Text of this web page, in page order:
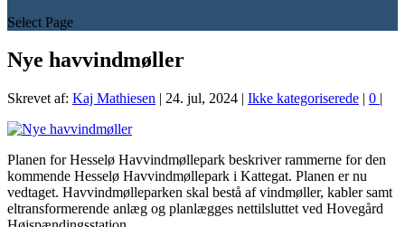
Select Page
Nye havvindmøller
Skrevet af: Kaj Mathiesen | 24. jul, 2024 | Ikke kategoriserede | 0 |
Planen for Hesselø Havvindmøllepark beskriver rammerne for den
kommende Hesselø Havvindmøllepark i Kattegat. Planen er nu
vedtaget. Havvindmølleparken skal bestå af vindmøller, kabler samt
eltransformerende anlæg og planlægges nettilsluttet ved Hovegård